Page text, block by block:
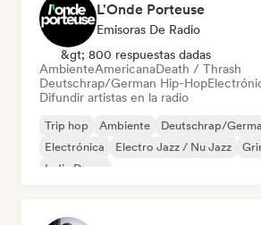
L'Onde Porteuse
Emisoras De Radio
&gt; 800 respuestas dadas
AmbienteAmericanaDeath / Thrash
Deutschrap/German Hip-Hop
Difundir artistas en la radio
Trip hop Ambiente
Deutschrap/
Electrónica
Electro Jazz / Nu Jazz
Indie Dance